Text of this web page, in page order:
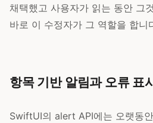
채택했고 사용자가 읽는 동안 그
바로 이 수정자가 그 역할을 합니
항목 기반 알림과 오류 표
SwiftUI의 alert API에는 오랫동